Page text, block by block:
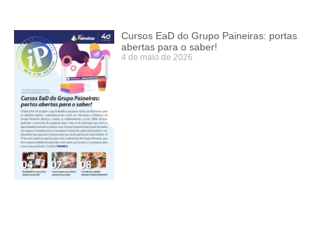
Cursos EaD do Grupo Paineiras: portas
abertas para o saber!
4 de maio de 2026